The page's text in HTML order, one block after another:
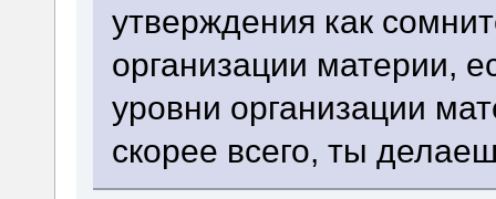
утверждения как
организации материи,
уровни организации
скорее всего, ты